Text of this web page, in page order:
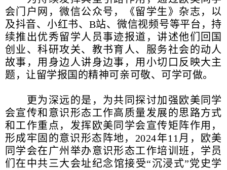
会门户网，微信公众号，《留学生》杂志，以
及抖音、小红书、B站、微信视频号等平台，持
续推出优秀留学人员事迹报道，讲述他们回国
创业、科研攻关、教书育人、服务社会的动人
故事，用身边人讲身边事，用小切口反映大主
题，让留学报国的精神可亲可敬、可学可做。
更为深远的是，为共同探讨加强欧美同学
会宣传和意识形态工作高质量发展的思路方式
和工作重点，发挥欧美同学会宣传矩阵作用，
形成牢固的意识形态阵地，2024年11月，欧美
同学会在广州举办意识形态工作培训班，学员
们在中共三大会址纪念馆接受“沉浸式”党史学